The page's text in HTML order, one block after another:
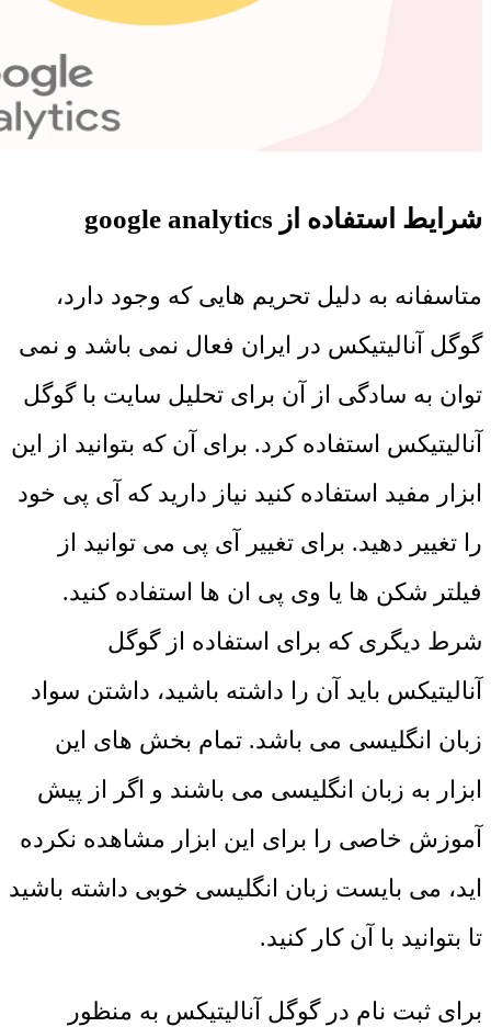
شرایط استفاده از google analytics
متاسفانه به دلیل تحریم هایی که وجود دارد،
گوگل آنالیتیکس در ایران فعال نمی باشد و نمی
توان به سادگی از آن برای تحلیل سایت با گوگل
آنالیتیکس استفاده کرد. برای آن که بتوانید از این
ابزار مفید استفاده کنید نیاز دارید که آی پی خود
را تغییر دهید. برای تغییر آی پی می توانید از
فیلتر شکن ها یا وی پی ان ها استفاده کنید.
شرط دیگری که برای استفاده از گوگل
آنالیتیکس باید آن را داشته باشید، داشتن سواد
زبان انگلیسی می باشد. تمام بخش های این
ابزار به زبان انگلیسی می باشند و اگر از پیش
آموزش خاصی را برای این ابزار مشاهده نکرده
اید، می بایست زبان انگلیسی خوبی داشته باشید
تا بتوانید با آن کار کنید.
برای ثبت نام در گوگل آنالیتیکس به منظور